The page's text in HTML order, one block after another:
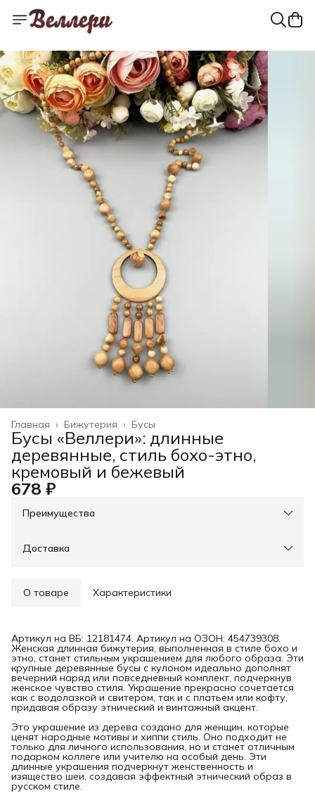
Бусы
Бижутерия ›
Главная ›
Бусы «Веллери»: длинные
деревянные, стиль бохо-этно,
кремовый и бежевый
678 ₽
Преимущества
При оплате онлайн - скидка на доставку 30%, свыше
Доставка
О товаре Характеристики
Артикул на ВБ: 12181474. Артикул на ОЗОН: 454739308.
Женская длинная бижутерия, выполненная в стиле бохо и
этно, станет стильным украшением для любого образа. Эти
крупные деревянные бусы с кулоном идеально дополнят
вечерний наряд или повседневный комплект, подчеркнув
женское чувство стиля. Украшение прекрасно сочетается
как с водолазкой и свитером, так и с платьем или кофту,
придавая образу этнический и винтажный акцент.
Это украшение из дерева создано для женщин, которые
ценят народные мотивы и хиппи стиль. Оно подходит не
только для личного использования, но и станет отличным
подарком коллеге или учителю на особый день. Эти
длинные украшения подчеркнут женственность и
изящество шеи, создавая эффектный этнический образ в
русском стиле.